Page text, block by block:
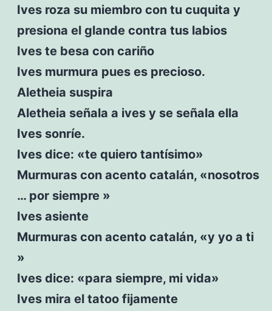
Ives roza su miembro con tu cuquita y
presiona el glande contra tus labios
Ives te besa con cariño
Ives murmura pues es precioso.
Aletheia suspira
Aletheia señala a ives y se señala ella
Ives sonríe.
Ives dice: «te quiero tantísimo»
Murmuras con acento catalán, «nosotros
… por siempre »
Ives asiente
Murmuras con acento catalán, «y yo a ti
»
Ives dice: «para siempre, mi vida»
Ives mira el tatoo fijamente